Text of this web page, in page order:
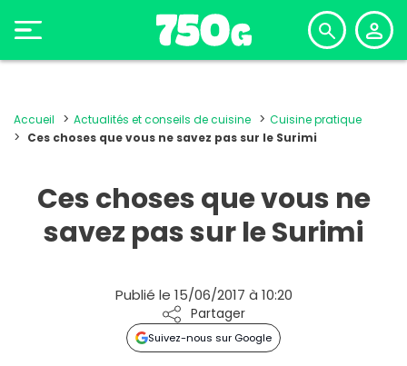
Accueil Actualités et conseils de cuisine
Cuisine pratique
Ces choses que vous ne savez pas sur le Surimi
Ces choses que vous ne
savez pas sur le Surimi
Publié le 15/06/2017 à 10:20
Partager
Suivez-nous sur Google